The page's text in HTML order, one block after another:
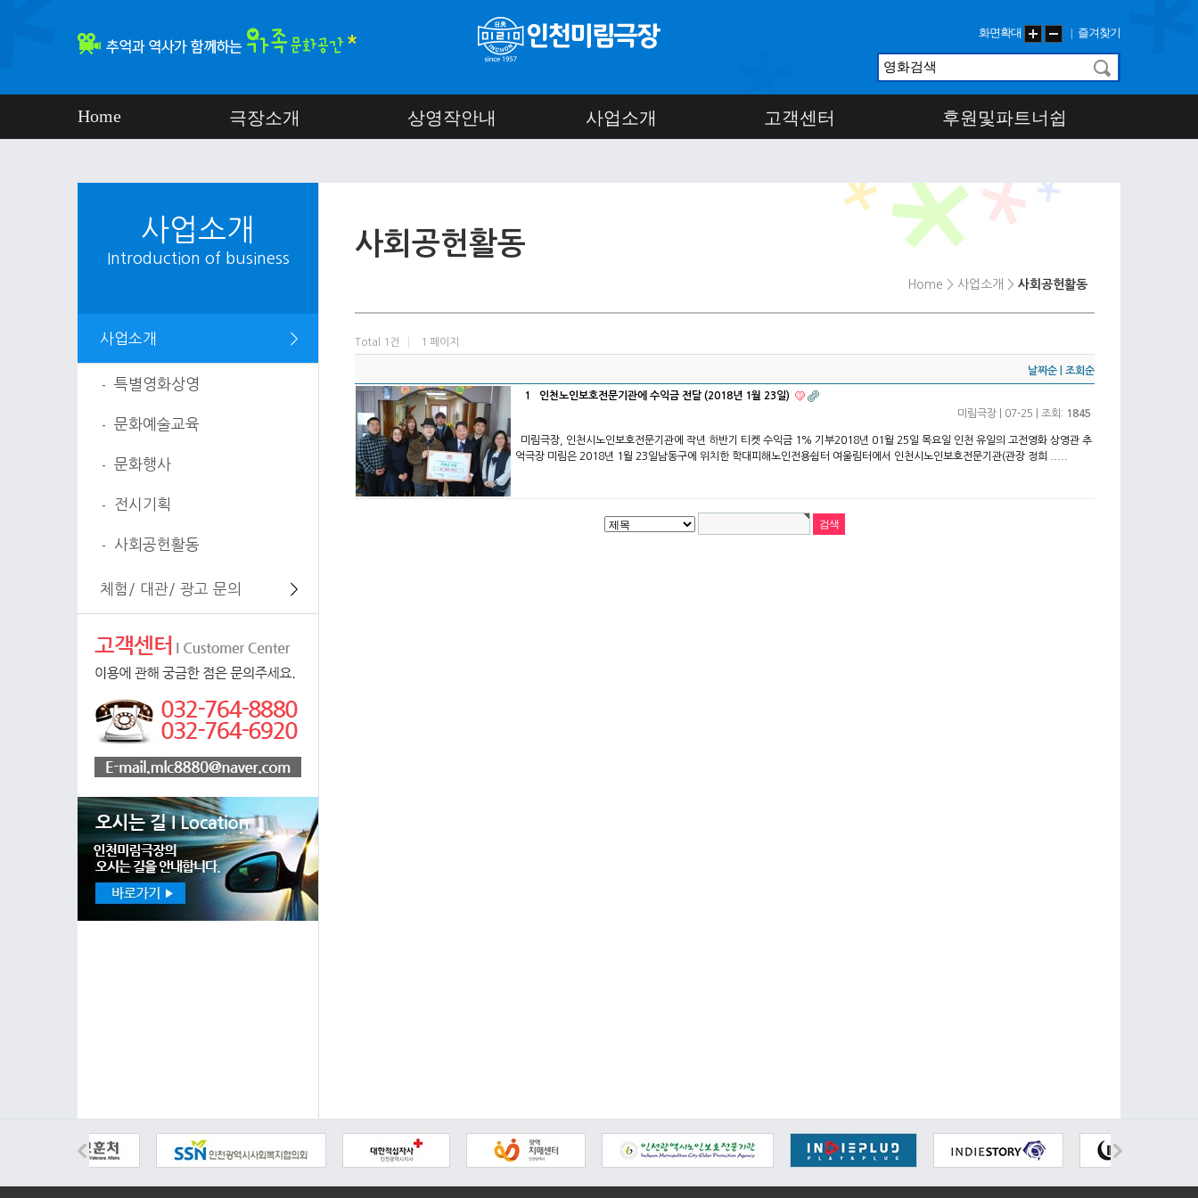
화면확대 즐겨찾기
Home 극장소개 상영작안내 사업소개 고객센터 후원및파트너쉽
사업소개
Introduction of business
사업소개 ＞
- 특별영화상영
- 문화예술교육
- 문화행사
- 전시기획
- 사회공헌활동
체험/ 대관/ 광고 문의 ＞
사회공헌활동
Home > 사업소개 > 사회공헌활동
Total 1건 1 페이지
날짜순 조회순
1
인천노인보호전문기관에 수익금 전달 (2018년 1월 23일)
미림극장 | 07-25 | 조회: 1845
미림극장, 인천시노인보호전문기관에 작년 하반기 티켓 수익금 1% 기부2018년 01월 25일 목요일​ 인천 유일의 고전영화 상영관 추
억극장 미림은 2018년 1월 23일남동구에 위치한 학대피해노인전용쉼터 여울림터에서 인천시노인보호전문기관(관장 정희 .....